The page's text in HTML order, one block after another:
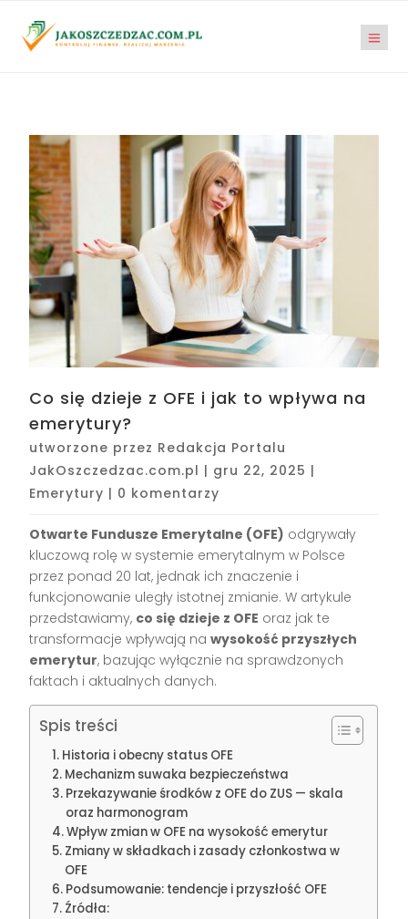
Co się dzieje z OFE i jak to wpływa na
emerytury?
utworzone przez Redakcja Portalu
JakOszczedzac.com.pl | gru 22, 2025 |
Emerytury | 0 komentarzy
Otwarte Fundusze Emerytalne (OFE) odgrywały
kluczową rolę w systemie emerytalnym w Polsce
przez ponad 20 lat, jednak ich znaczenie i
funkcjonowanie uległy istotnej zmianie. W artykule
przedstawiamy, co się dzieje z OFE oraz jak te
transformacje wpływają nawysokość przyszłych
emerytur, bazując wyłącznie na sprawdzonych
faktach i aktualnych danych.
Spis treści
Historia i obecny status OFE
Mechanizm suwaka bezpieczeństwa
Przekazywanie środków z OFE do ZUS — skala
oraz harmonogram
Wpływ zmian w OFE na wysokość emerytur
Zmiany w składkach i zasady członkostwa w
OFE
Podsumowanie: tendencje i przyszłość OFE
Źródła: